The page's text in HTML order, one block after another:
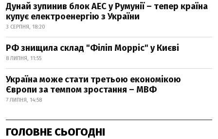
Дунай зупинив блок АЕС у Румунії – тепер країна
купує електроенергію з України
3 СЕРПНЯ, 18:20
РФ знищила склад "Філіп Морріс" у Києві
8 ЛИПНЯ, 11:55
Україна може стати третьою економікою
Європи за темпом зростання – МВФ
7 ЛИПНЯ, 14:58
ГОЛОВНЕ СЬОГОДНІ